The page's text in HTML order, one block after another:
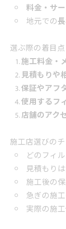
料金・サ
地元での
選ぶ際の着目点
施工料金・
見積もりや
保証やアフ
使用するフ
店舗のアク
施工店選びの
どのフィ
見積もり
施工後の
急ぎの施
実際の施